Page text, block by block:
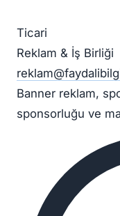
Ticari
Reklam & İş Birliği
Banner reklam,
sponsorluğu ve